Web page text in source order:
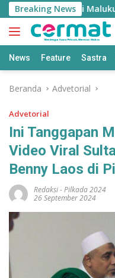
Langsung
ke
konten
Breaking News
Inflasi Maluku
News Feature Sastra
Beranda Advetorial
Advetorial
Ini Tanggapan
Video Viral
Benny Laos di
Redaksi-Pilkada 2024
26 September 2024